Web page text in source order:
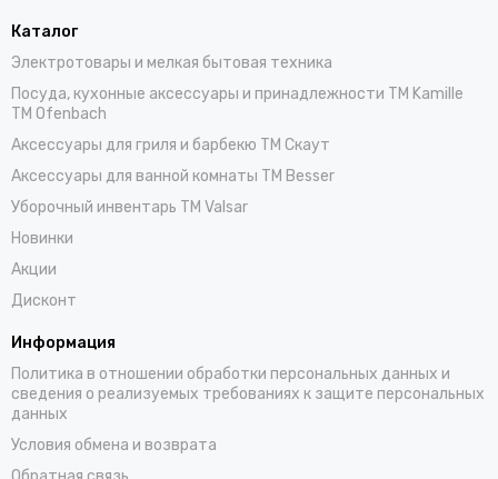
Каталог
Электротовары и мелкая бытовая техника
Посуда, кухонные аксессуары и принадлежности TM Kamille
TM Ofenbach
Аксессуары для гриля и барбекю TM Скаут
Аксессуары для ванной комнаты TM Besser
Уборочный инвентарь TM Valsar
Новинки
Акции
Дисконт
Информация
Политика в отношении обработки персональных данных и
сведения о реализуемых требованиях к защите персональных
данных
Условия обмена и возврата